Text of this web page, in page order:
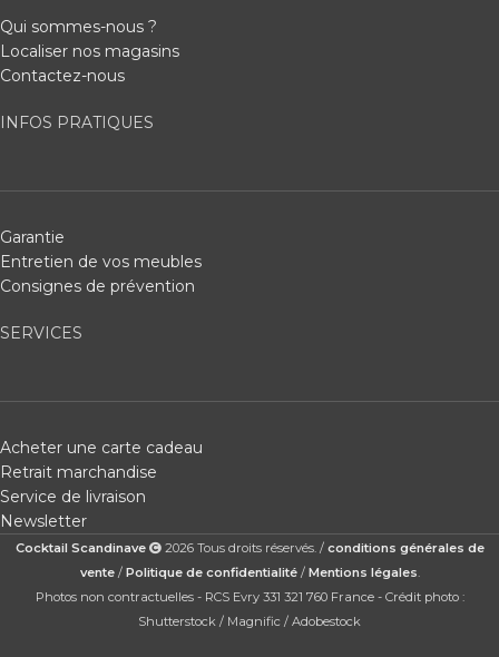
Qui sommes-nous ?
Localiser nos magasins
Contactez-nous
INFOS PRATIQUES
Garantie
Entretien de vos meubles
Consignes de prévention
SERVICES
Acheter une carte cadeau
Retrait marchandise
Service de livraison
Newsletter
Cocktail Scandinave 2026 Tous droits réservés. / conditions générales de
vente/ Politique de confidentialité/ Mentions légales
Photos non contractuelles - RCS Evry 331 321 760 France - Crédit photo :
Shutterstock / Magnific / Adobestock